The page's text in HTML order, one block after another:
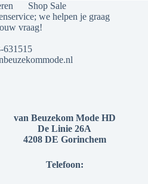
Shop Sale
we helpen je graag
vraag!
631515
van Beuzekom Mode HD
De Linie 26A
4208 DE Gorinchem
Telefoon: